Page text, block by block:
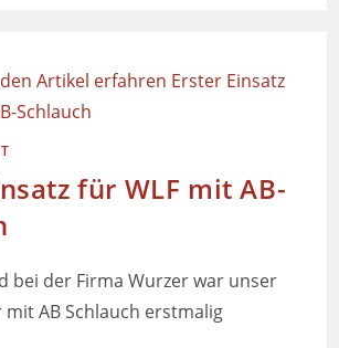
für WLF mit AB-
bei der Firma Wurzer war unser
mit AB Schlauch erstmalig